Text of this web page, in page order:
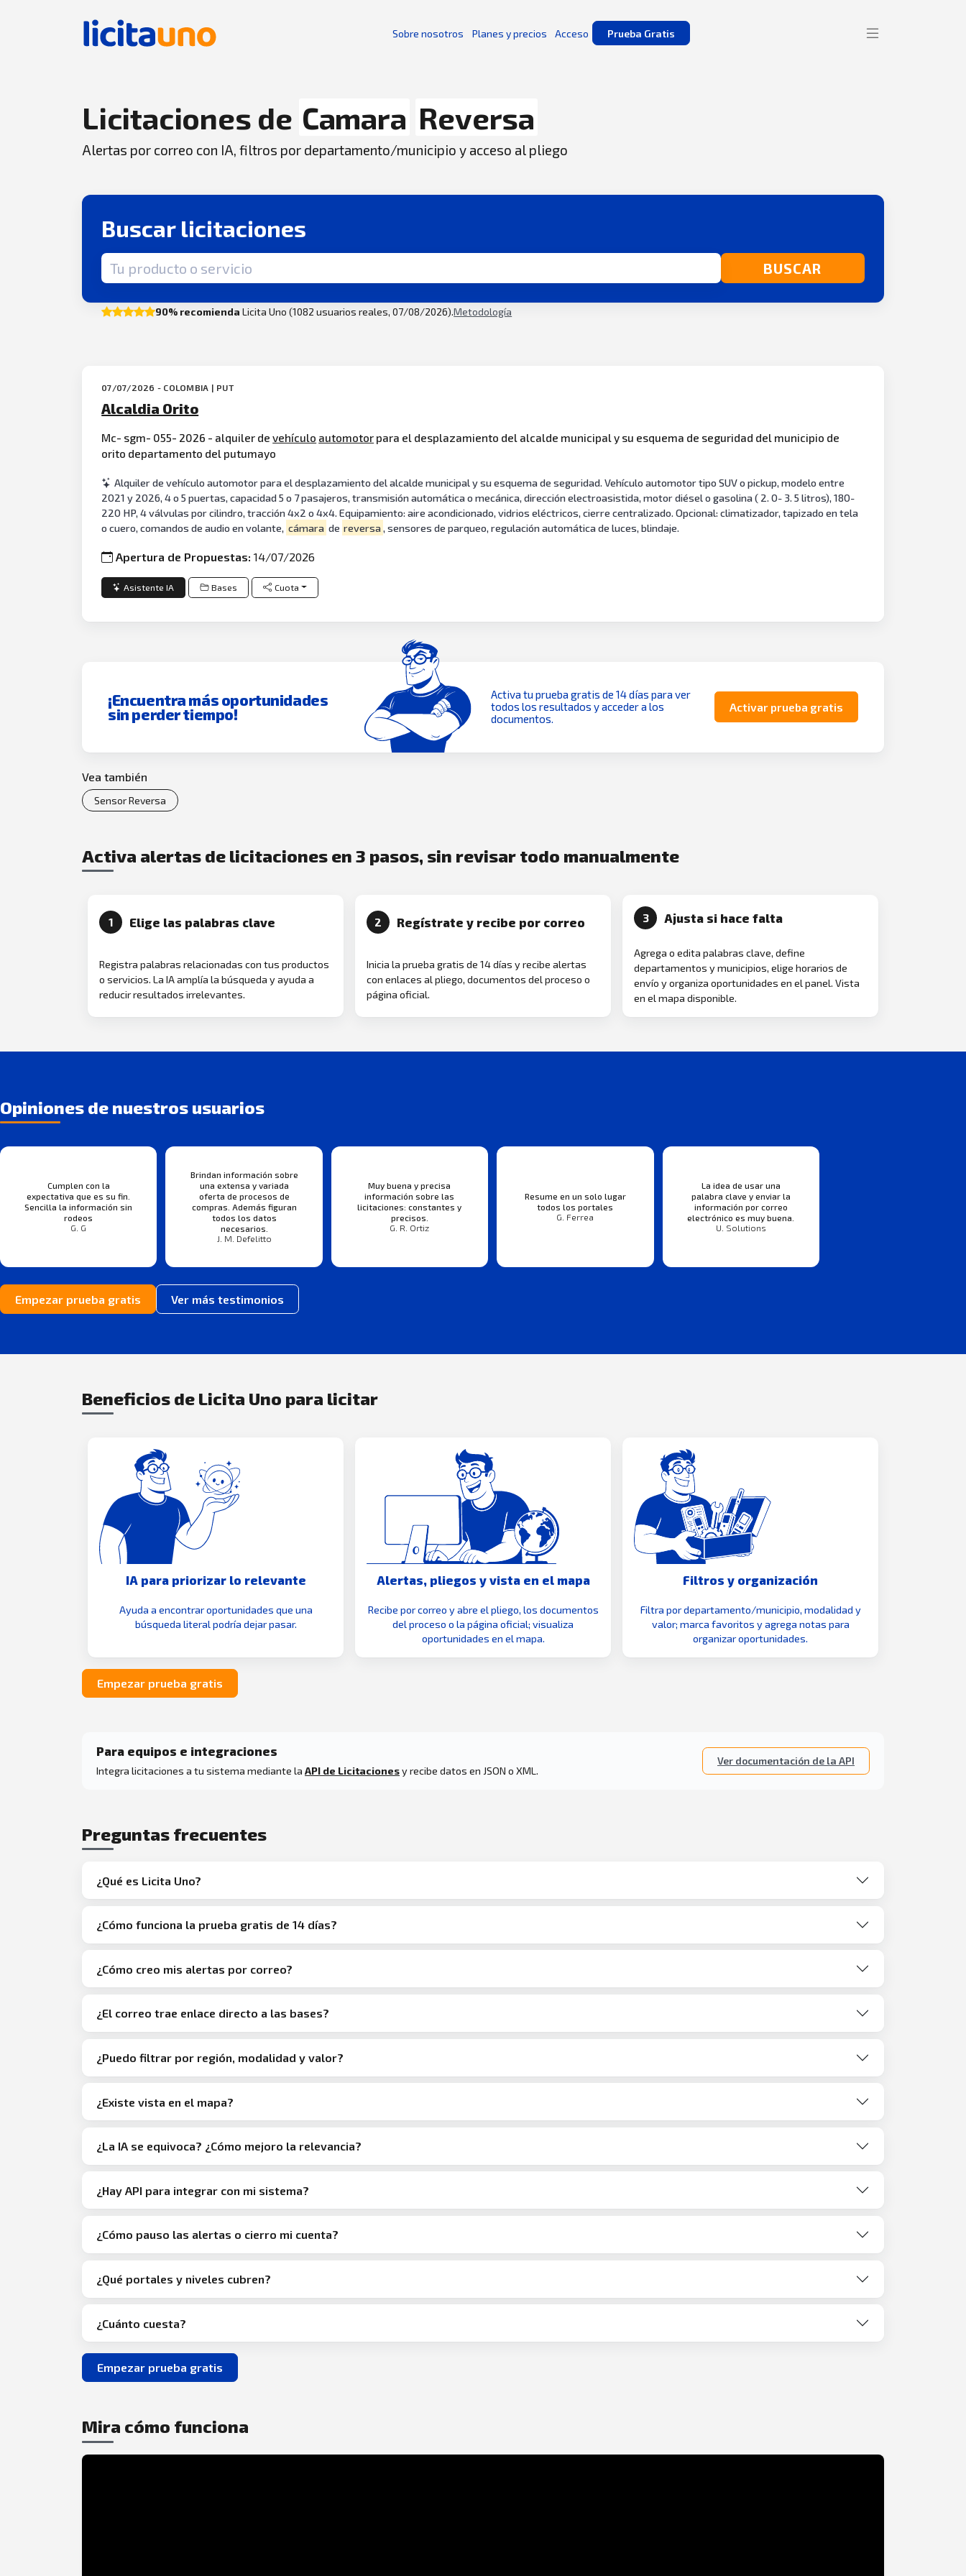
Sobre nosotros Planes y precios Acceso Prueba Gratis
Licitaciones de Camara Reversa
Alertas por correo con IA, filtros por departamento/municipio y acceso al pliego
Buscar licitaciones
Término de búsqueda BUSCAR
90% recomienda Licita Uno (1082 usuarios reales, 07/08/2026).Metodología
07/07/2026 - COLOMBIA | PUT
Alcaldia Orito
Mc- sgm- 055- 2026 - alquiler devehículo automotor para el desplazamiento del alcalde municipal y su esquema de seguridad del municipio de
orito departamento del putumayo
Alquiler de vehículo automotor para el desplazamiento del alcalde municipal y su esquema de seguridad. Vehículo automotor tipo SUV o pickup, modelo entre
2021 y 2026, 4 o 5 puertas, capacidad 5 o 7 pasajeros, transmisión automática o mecánica, dirección electroasistida, motor diésel o gasolina ( 2. 0- 3. 5 litros), 180-
220 HP, 4 válvulas por cilindro, tracción 4x2 o 4x4. Equipamiento: aire acondicionado, vidrios eléctricos, cierre centralizado. Opcional: climatizador, tapizado en tela
o cuero, comandos de audio en volante, cámara de reversa, sensores de parqueo, regulación automática de luces, blindaje.
Apertura de Propuestas:14/07/2026
Asistente IA Bases Cuota
¡Encuentra más oportunidades
sin perder tiempo!
Activa tu prueba gratis de 14 días para ver
todos los resultados y acceder a los
documentos.
Activar prueba gratis
Vea también
Sensor Reversa
Activa alertas de licitaciones en 3 pasos, sin revisar todo manualmente
1 Elige las palabras clave
Registra palabras relacionadas con tus productos
o servicios. La IA amplía la búsqueda y ayuda a
reducir resultados irrelevantes.
2 Regístrate y recibe por correo
Inicia la prueba gratis de 14 días y recibe alertas
con enlaces al pliego, documentos del proceso o
página oficial.
3 Ajusta si hace falta
Agrega o edita palabras clave, define
departamentos y municipios, elige horarios de
envío y organiza oportunidades en el panel. Vista
en el mapa disponible.
Opiniones de nuestros usuarios
Cumplen con la
expectativa que es su fin.
Sencilla la información sin
rodeos
G. G
Brindan información sobre
una extensa y variada
oferta de procesos de
compras. Además figuran
todos los datos
necesarios.
J. M. Defelitto
Muy buena y precisa
información sobre las
licitaciones: constantes y
precisos.
G. R. Ortiz
Resume en un solo lugar
todos los portales
G. Ferrea
La idea de usar una
palabra clave y enviar la
información por correo
electrónico es muy buena.
U. Solutions
Empezar prueba gratis Ver más testimonios
Beneficios de Licita Uno para licitar
IA para priorizar lo relevante
Ayuda a encontrar oportunidades que una
búsqueda literal podría dejar pasar.
Alertas, pliegos y vista en el mapa
Recibe por correo y abre el pliego, los documentos
del proceso o la página oficial; visualiza
oportunidades en el mapa.
Filtros y organización
Filtra por departamento/municipio, modalidad y
valor; marca favoritos y agrega notas para
organizar oportunidades.
Empezar prueba gratis
Para equipos e integraciones
Integra licitaciones a tu sistema mediante la API de Licitacionesy recibe datos en JSON o XML.
Ver documentación de la API
Preguntas frecuentes
¿Qué es Licita Uno?
¿Cómo funciona la prueba gratis de 14 días?
¿Cómo creo mis alertas por correo?
¿El correo trae enlace directo a las bases?
¿Puedo filtrar por región, modalidad y valor?
¿Existe vista en el mapa?
¿La IA se equivoca? ¿Cómo mejoro la relevancia?
¿Hay API para integrar con mi sistema?
¿Cómo pauso las alertas o cierro mi cuenta?
¿Qué portales y niveles cubren?
¿Cuánto cuesta?
Empezar prueba gratis
Mira cómo funciona